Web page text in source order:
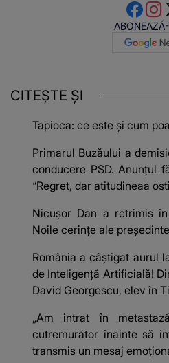
CITEȘTE ȘI
Tapioca: ce este și cum
Primarul Buzăului a
conducere PSD. Anunțul
“Regret, dar atitudineaa
Nicușor Dan a retrimis
Noile cerințe ale
România a câștigat aurul
de Inteligență Artificială!
David Georgescu, elev în
„Am intrat în
cutremurător înainte să
transmis un mesaj